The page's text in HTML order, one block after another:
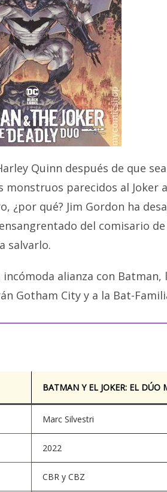
Quinn después de que
parecidos al Joker
¿por qué? Jim Gordon ha
del comisario
salvarlo.
alianza con Batman,
Gotham City y a la Bat-
BATMAN Y EL JOKER: EL DÚO
Marc Silvestri
2022
CBR y CBZ